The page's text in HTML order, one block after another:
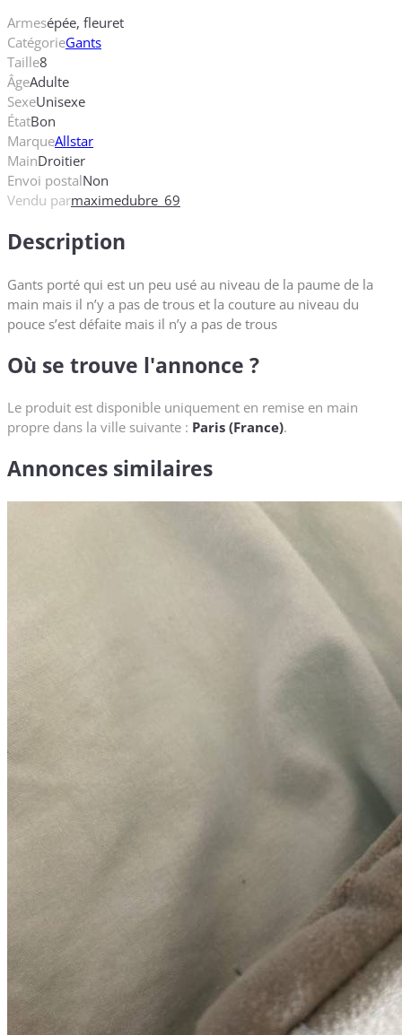
Armesépée, fleuret
CatégorieGants
Taille8
ÂgeAdulte
SexeUnisexe
ÉtatBon
MarqueAllstar
MainDroitier
Envoi postalNon
Vendu parmaximedubre_69
Description
Gants porté qui est un peu usé au niveau de la paume de la
main mais il n’y a pas de trous et la couture au niveau du
pouce s’est défaite mais il n’y a pas de trous
Où se trouve l'annonce ?
Le produit est disponible uniquement en remise en main
propre dans la ville suivante : Paris (France).
Annonces similaires